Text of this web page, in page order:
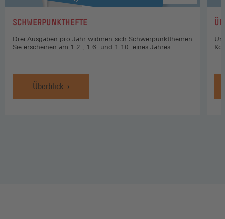
:SCHWERPUNKTHEFTE
Drei Ausgaben pro Jahr widmen sich Schwerpunktthemen.
Sie erscheinen am 1.2., 1.6. und 1.10. eines Jahres.
Überblick
: